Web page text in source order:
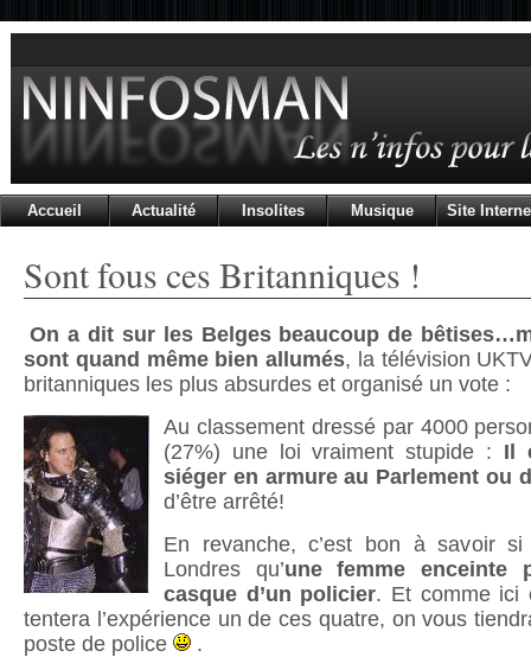
Accueil Actualité Insolites Musique Site
Sont fous ces Britanniques !
On a dit sur les Belges beaucoup de
sont quand même bien allumés, la télévision
britanniques les plus absurdes et organisé un vote :
Au classement dressé par 4000
(27%) une loi vraiment stupide : Il
siéger en armure au Parlement ou
d’être arrêté!
En revanche, c’est bon à savoir
Londres qu’une femme enceinte
casque d’un policier. Et comme ici
tentera l’expérience un de ces quatre, on vous
poste de police
.